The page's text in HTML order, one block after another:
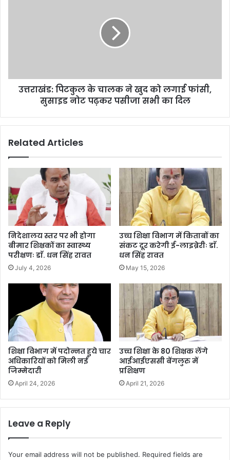
फांसी,
सुसाइड
का
उत्तराखंड: पिटकुल के चालक ने खुद को लगाई फांसी,
सुसाइड नोट पढ़कर पसीजा सभी का दिल
Related Articles
निदेशालय स्तर पर भी होगा
बीमार शिक्षकों का स्वास्थ्य
परीक्षणः डाॅ. धन सिंह रावत
July 4, 2026
उच्च शिक्षा विभाग में किताबों का
संकट दूर करेगी ई-लाइब्रेरीः डाॅ.
धन सिंह रावत
May 15, 2026
शिक्षा विभाग में पदोन्नत हुये चार
अधिकारियों को मिली नई
जिम्मेदारी
April 24, 2026
उच्च शिक्षा के 80 शिक्षक लेंगे
आईआईएससी बेंगलुरु में
प्रशिक्षण
April 21, 2026
Leave a Reply
Your email address will not be published. Required fields are